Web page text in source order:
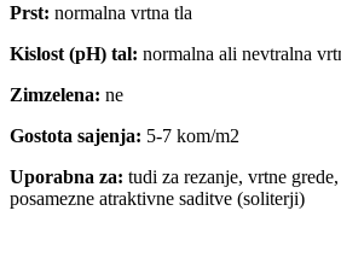
Prst: normalna vrtna tla
Kislost (pH) tal: normalna ali nevtralna
Zimzelena: ne
Gostota sajenja: 5-7 kom/m2
Uporabna za: tudi za rezanje, vrtne
posamezne atraktivne saditve (soliterji)